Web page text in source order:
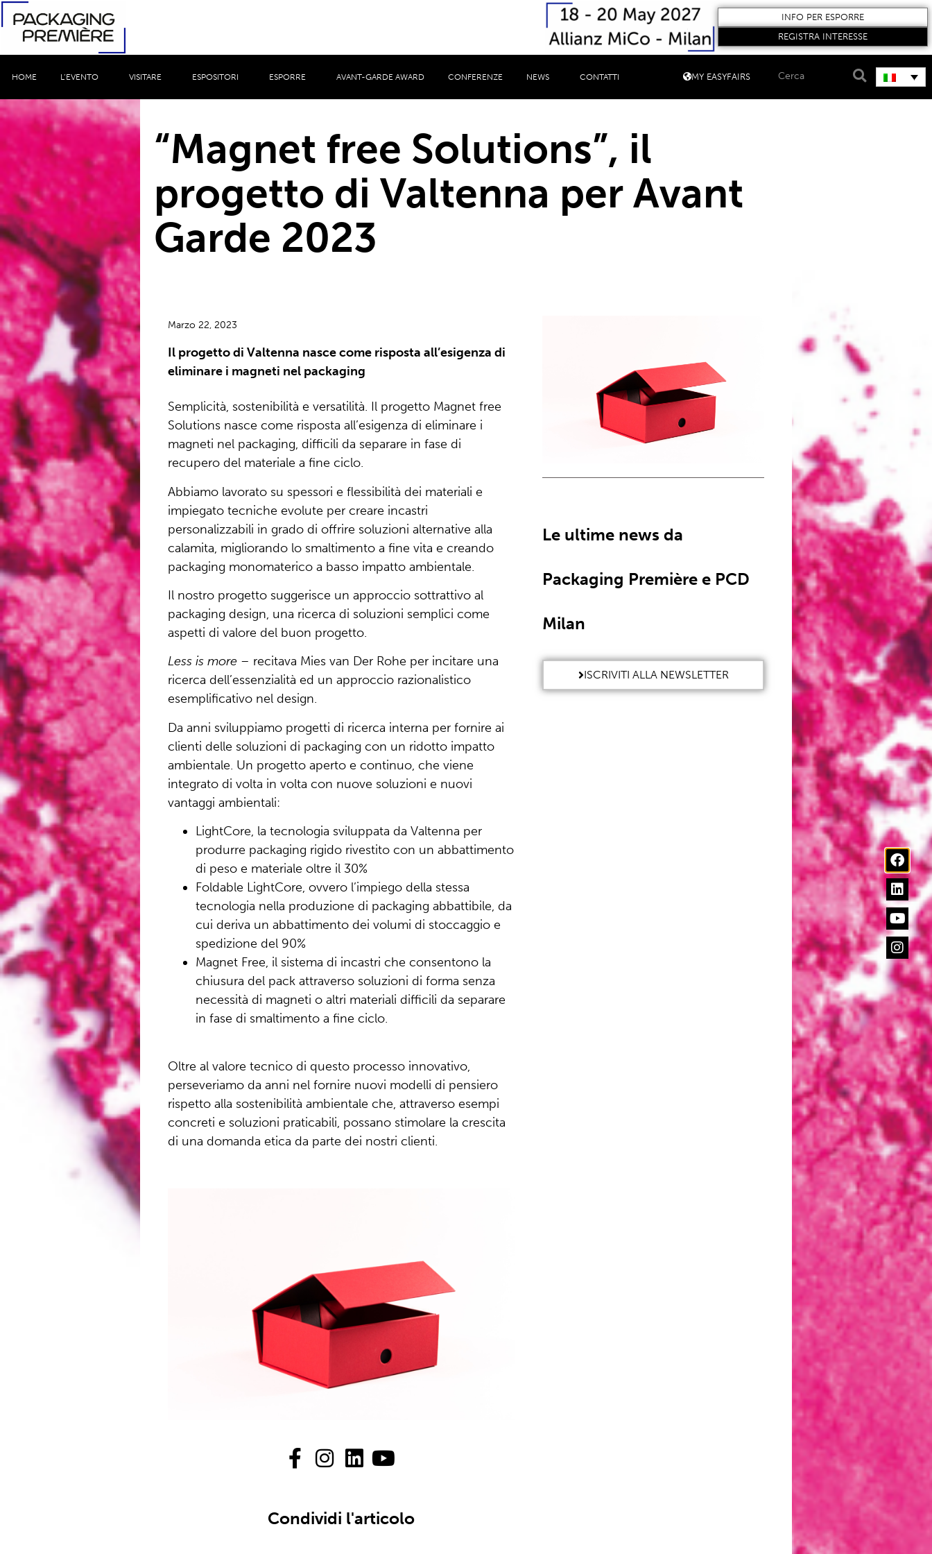
INFO PER ESPORRE
REGISTRA INTERESSE
HOME L’EVENTO VISITARE ESPOSITORI ESPORRE AVANT-GARDE AWARD CONFERENZE NEWS CONTATTI MY EASYFAIRS
“Magnet free Solutions”, il
progetto di Valtenna per Avant
Garde 2023
Marzo 22, 2023
Il progetto di Valtenna nasce come risposta all’esigenza di
eliminare i magneti nel packaging
Semplicità, sostenibilità e versatilità. Il progetto Magnet free
Solutions nasce come risposta all’esigenza di eliminare i
magneti nel packaging, difficili da separare in fase di
recupero del materiale a fine ciclo.
Abbiamo lavorato su spessori e flessibilità dei materiali e
impiegato tecniche evolute per creare incastri
personalizzabili in grado di offrire soluzioni alternative alla
calamita, migliorando lo smaltimento a fine vita e creando
packaging monomaterico a basso impatto ambientale.
Il nostro progetto suggerisce un approccio sottrattivo al
packaging design, una ricerca di soluzioni semplici come
aspetti di valore del buon progetto.
Less is more – recitava Mies van Der Rohe per incitare una
ricerca dell’essenzialità ed un approccio razionalistico
esemplificativo nel design.
Da anni sviluppiamo progetti di ricerca interna per fornire ai
clienti delle soluzioni di packaging con un ridotto impatto
ambientale. Un progetto aperto e continuo, che viene
integrato di volta in volta con nuove soluzioni e nuovi
vantaggi ambientali:
LightCore, la tecnologia sviluppata da Valtenna per
produrre packaging rigido rivestito con un abbattimento
di peso e materiale oltre il 30%
Foldable LightCore, ovvero l’impiego della stessa
tecnologia nella produzione di packaging abbattibile, da
cui deriva un abbattimento dei volumi di stoccaggio e
spedizione del 90%
Magnet Free, il sistema di incastri che consentono la
chiusura del pack attraverso soluzioni di forma senza
necessità di magneti o altri materiali difficili da separare
in fase di smaltimento a fine ciclo.
Oltre al valore tecnico di questo processo innovativo,
perseveriamo da anni nel fornire nuovi modelli di pensiero
rispetto alla sostenibilità ambientale che, attraverso esempi
concreti e soluzioni praticabili, possano stimolare la crescita
di una domanda etica da parte dei nostri clienti.
Condividi l'articolo
Le ultime news da
Packaging Première e PCD
Milan
ISCRIVITI ALLA NEWSLETTER